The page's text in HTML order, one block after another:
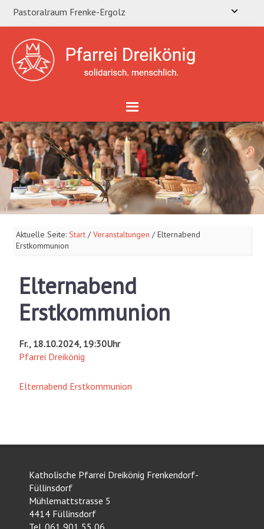
Pastoralraum Frenke-Ergolz
Aktuelle Seite:Start / Veranstaltungen /Elternabend
Erstkommunion
Elternabend
Erstkommunion
Fr., 18.10.2024, 19:30Uhr
Pfarrei Dreikönig
Elternabend Erstkommunion
Katholische Pfarrei Dreikönig Frenkendorf-
Füllinsdorf
Mühlemattstrasse 5
4414 Füllinsdorf
Tel. 061 901 55 06